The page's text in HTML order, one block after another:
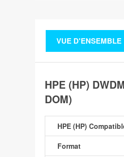
VUE D'ENSEMBLE
HPE (HP)
DOM)
HPE (HP)
Format